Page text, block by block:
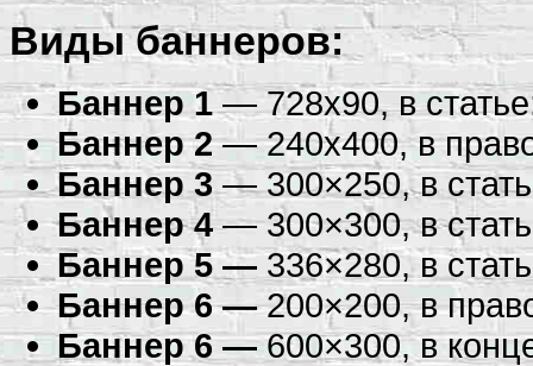
Виды баннеров:
Баннер 1— 728х90, в
Баннер 2— 240х400, в
Баннер 3— 300×250, в
Баннер 4— 300×300, в
Баннер 5 — 336×280, в
Баннер 6 —200×200, в
Баннер 6 —600×300, в